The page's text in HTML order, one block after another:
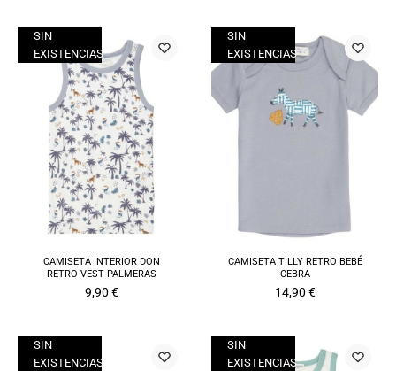
SIN
EXISTENCIAS
CAMISETA INTERIOR DON
RETRO VEST PALMERAS
9,90 €
SIN
EXISTENCIAS
CAMISETA TILLY RETRO BEBÉ
CEBRA
14,90 €
SIN
EXISTENCIAS
SIN
EXISTENCIAS